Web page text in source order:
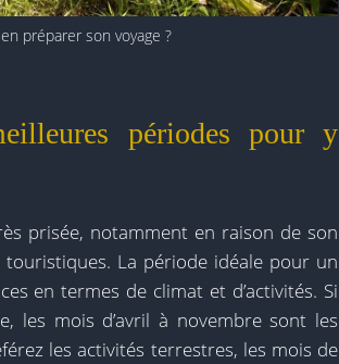
préparer son voyage ?
périodes pour y
prisée, notamment en raison de son
La période idéale pour un
en termes de climat et d’activités. Si
les mois d’avril à novembre sont les
les activités terrestres, les mois de